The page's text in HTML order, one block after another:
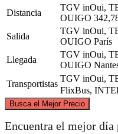
Distancia
TGV inOui,
OUIGO
Salida
TGV inOui,
OUIGO París
Llegada
TGV inOui,
OUIGO
Transportistas
TGV inOui,
FlixBus,
Busca el Mejor Precio
Encuentra el mejor día